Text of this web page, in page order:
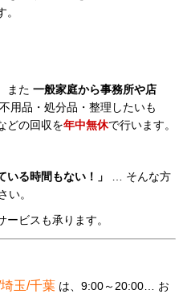
。
また 一般家庭から事務所や店
用品・処分品・整理したいも
どの回収を年中無休で行います。
いる時間もない！」
… そんな方
い。
ビスも承ります。
玉/千葉 は、9:00～20:00… お